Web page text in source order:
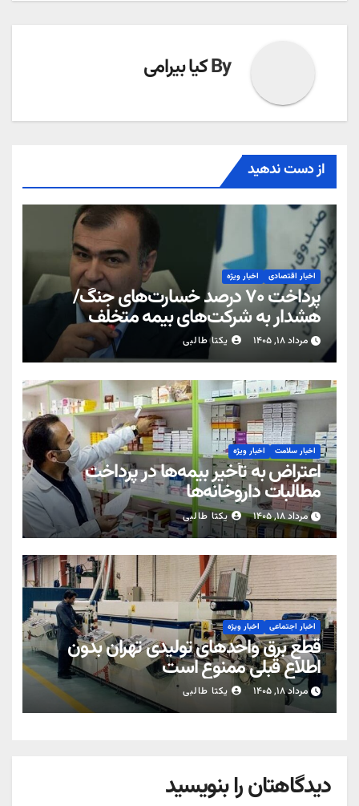
Byکیا بیرامی
از دست ندهید
اخبار اقتصادی اخبار ویژه
پرداخت ۷۰ درصد خسارت‌های جنگ/
هشدار به شرکت‌های بیمه متخلف
مرداد ۱۸, ۱۴۰۵ یکتا طالبی
اخبار سلامت اخبار ویژه
اعتراض به تأخیر بیمه‌ها در پرداخت
مطالبات داروخانه‌ها
مرداد ۱۸, ۱۴۰۵ یکتا طالبی
اخبار اجتماعی اخبار ویژه
قطع برق واحدهای تولیدی تهران بدون
اطلاع قبلی ممنوع است
مرداد ۱۸, ۱۴۰۵ یکتا طالبی
دیدگاهتان را بنویسید